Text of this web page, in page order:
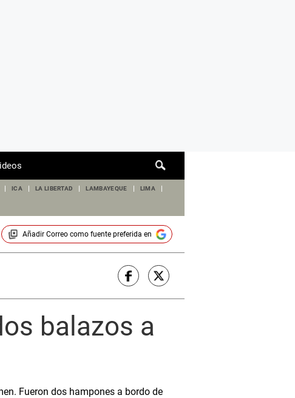
de
ICA LA LIBERTAD LAMBAYEQUE LIMA
Añadir Correocomo fuente preferida en
balazos a
Fueron dos hampones a bordo de